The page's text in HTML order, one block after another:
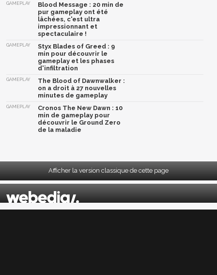
GAMEPLAY
Blood Message : 20 min de
pur gameplay ont été
lâchées, c'est ultra
impressionnant et
spectaculaire !
GAMEPLAY
Styx Blades of Greed : 9
min pour découvrir le
gameplay et les phases
d'infiltration
GAMEPLAY
The Blood of Dawnwalker :
on a droit à 27 nouvelles
minutes de gameplay
GAMEPLAY
Cronos The New Dawn : 10
min de gameplay pour
découvrir le Ground Zero
de la maladie
Afficher la version classique de cette page